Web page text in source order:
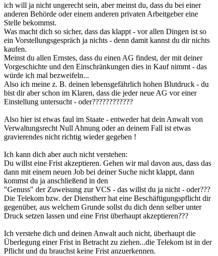
ich will ja nicht ungerecht sein, aber meinst du, dass du bei einer
anderen Behörde oder einem anderen privaten Arbeitgeber eine
Stelle bekommst.
Was macht dich so sicher, dass das klappt - vor allen Dingen ist so
ein Vorstellungsgespräch ja nichts - denn damit kannst du dir nichts
kaufen.
Meinst du allen Ernstes, dass du einen AG findest, der mit deiner
Vorgeschichte und den Einschränkungen dies in Kauf nimmt - das
würde ich mal bezweifeln...
Also ich meine z. B. deinen lebensgefährlich hohen Blutdruck - du
bist dir aber schon im Klaren, dass die jeder neue AG vor einer
Einstellung untersucht - oder????????????
Also hier ist etwas faul im Staate - entweder hat dein Anwalt von
Verwaltungsrecht Null Ahnung oder an deinem Fall ist etwas
gravierendes nicht richtig wieder gegeben !
Ich kann dich aber auch nicht verstehen:
Du willst eine Frist akzeptieren. Gehen wir mal davon aus, dass das
dann mit einem neuen Job bei deiner Suche nicht klappt, dann
kommst du ja anschließend in den
"Genuss" der Zuweisung zur VCS - das willst du ja nicht - oder???
Die Telekom bzw. der Dienstherr hat eine Beschäftigungspflicht dir
gegenüber, aus welchem Grunde sollst du dich denn selber unter
Druck setzen lassen und eine Frist überhaupt akzeptieren???
Ich verstehe dich und deinen Anwalt auch nicht, überhaupt die
Überlegung einer Frist in Betracht zu ziehen...die Telekom ist in der
Pflicht und du brauchst keine Frist anzuerkennen.